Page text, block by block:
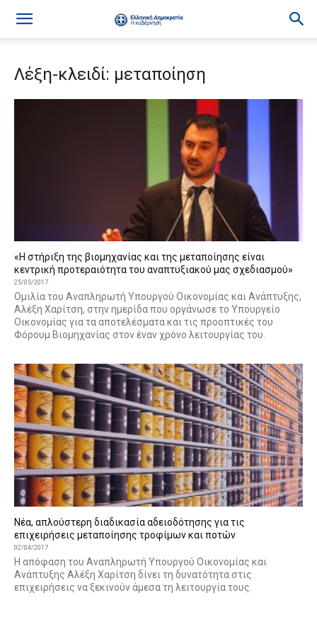
Λέξη-κλειδί: μεταποίηση
«Η στήριξη της βιομηχανίας και της μεταποίησης είναι
κεντρική προτεραιότητα του αναπτυξιακού μας σχεδιασμού»
25/05/2017
Ομιλία του Αναπληρωτή Υπουργού Οικονομίας και Ανάπτυξης,
Αλέξη Χαρίτση, στην ημερίδα που οργάνωσε το Υπουργείο
Οικονομίας για τα αποτελέσματα και τις προοπτικές του
Φόρουμ Βιομηχανίας στον έναν χρόνο λειτουργίας του.
Νέα, απλούστερη διαδικασία αδειοδότησης για τις
επιχειρήσεις μεταποίησης τροφίμων και ποτών
02/04/2017
Η απόφαση του Αναπληρωτή Υπουργού Οικονομίας και
Ανάπτυξης Αλέξη Χαρίτση δίνει τη δυνατότητα στις
επιχειρήσεις να ξεκινούν άμεσα τη λειτουργία τους.